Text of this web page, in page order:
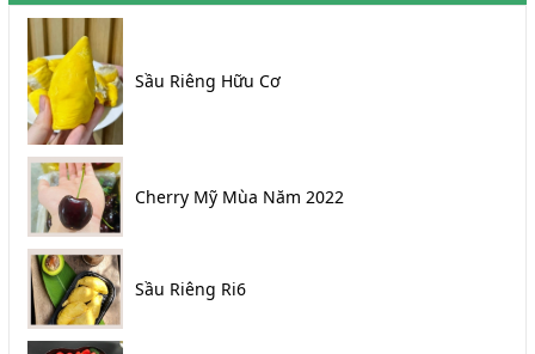
Sầu Riêng Hữu Cơ
Cherry Mỹ Mùa Năm 2022
Sầu Riêng Ri6